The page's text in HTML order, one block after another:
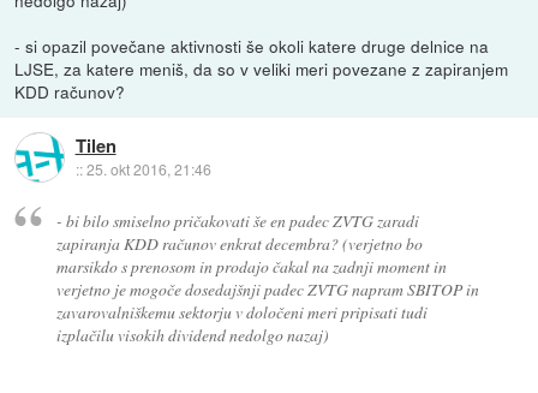
- si opazil povečane aktivnosti še okoli katere druge delnice na
LJSE, za katere meniš, da so v veliki meri povezane z zapiranjem
KDD računov?
Tilen
::25. okt 2016, 21:46
- bi bilo smiselno pričakovati še en padec ZVTG zaradi
zapiranja KDD računov enkrat decembra? (verjetno bo
marsikdo s prenosom in prodajo čakal na zadnji moment in
verjetno je mogoče dosedajšnji padec ZVTG napram SBITOP in
zavarovalniškemu sektorju v določeni meri pripisati tudi
izplačilu visokih dividend nedolgo nazaj)